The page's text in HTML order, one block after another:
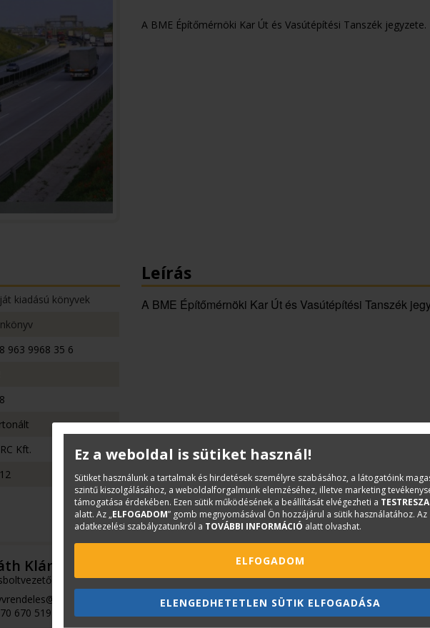
A BME Építőmérnöki Kar Út és Vasútépítési Tanszék jegyzete.
Leírás
A BME Építőmérnöki Kar Út és Vasútépítési Tanszék
kiadású könyvek
963 9968 35 6
Kft.
Klára
670 5194
Ez a weboldal is sütiket használ!
Sütiket használunk a tartalmak és hirdetések személyre szabásához, a látogatóink
szintű kiszolgálásához, a weboldalforgalmunk elemzéséhez, illetve marketing
támogatása érdekében. Ezen sütik működésének a beállítását elvégezheti a
alatt. Az „ELFOGADOM” gomb megnyomásával Ön hozzájárul a sütik használatához. Az
adatkezelési szabályzatunkról a TOVÁBBI INFORMÁCIÓ alatt olvashat.
ELFOGADOM
ELENGEDHETETLEN SÜTIK ELFOGADÁSA